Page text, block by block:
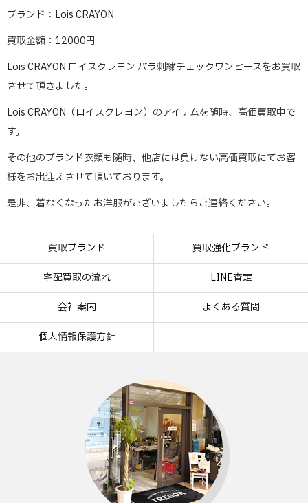
ブランド：Lois CRAYON
買取金額：12000円
Lois CRAYON ロイスクレヨン バラ刺繍チェックワンピースをお買取
させて頂きました。
Lois CRAYON（ロイスクレヨン）のアイテムを随時、高価買取中で
す。
その他のブランド衣類も随時、他店には負けない高価買取にてお客
様をお出迎えさせて頂いております。
是非、着なくなったお洋服がございましたらご連絡ください。
買取ブランド 買取強化ブランド
宅配買取の流れ LINE査定
会社案内 よくある質問
個人情報保護方針